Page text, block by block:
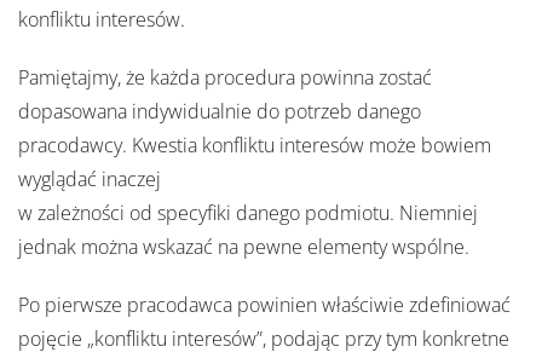
konfliktu interesów.
Pamiętajmy, że każda procedura powinna zostać
dopasowana indywidualnie do potrzeb danego
pracodawcy. Kwestia konfliktu interesów może bowiem
wyglądać inaczej
w zależności od specyfiki danego podmiotu. Niemniej
jednak można wskazać na pewne elementy wspólne.
Po pierwsze pracodawca powinien właściwie zdefiniować
pojęcie „konfliktu interesów”, podając przy tym konkretne